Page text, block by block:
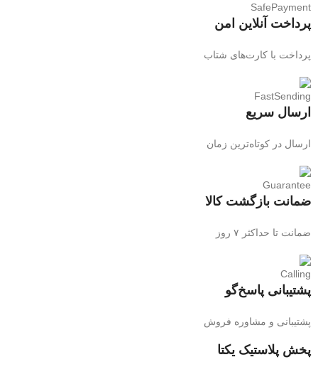
پرداخت آنلاین امن
پرداخت با کارت‌های شتاب
ارسال سریع
ارسال در کوتاه‌ترین زمان
ضمانت بازگشت کالا
ضمانت تا حداکثر ۷ روز
پشتیبانی پاسخ‌گو
پشتیبانی و مشاوره فروش
پخش پلاستیک یکتا